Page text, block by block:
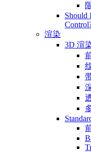
Should
渲染
3D 渲